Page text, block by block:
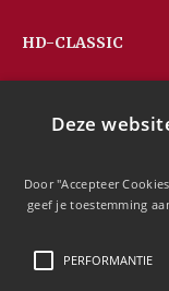
HD-CLASSIC
Hans Devos
3128 Baal
+32(0)477 88 81
info@hd-classic.be
Deze
Door "Accepteer
geef je toestemming
PERFORMANTIE